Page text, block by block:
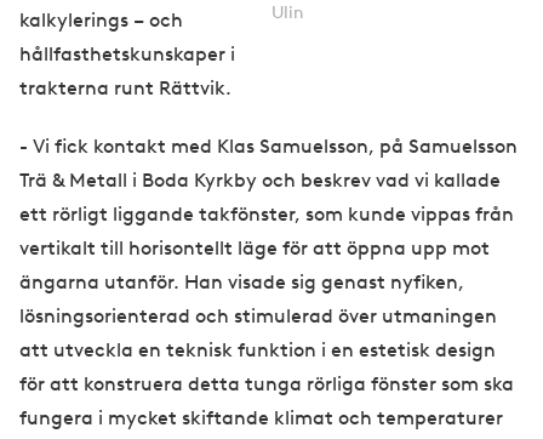
Ulin
kalkylerings – och
hållfasthetskunskaper i
trakterna runt Rättvik.
- Vi fick kontakt med Klas Samuelsson, på Samuelsson
Trä & Metall i Boda Kyrkby och beskrev vad vi kallade
ett rörligt liggande takfönster, som kunde vippas från
vertikalt till horisontellt läge för att öppna upp mot
ängarna utanför. Han visade sig genast nyfiken,
lösningsorienterad och stimulerad över utmaningen
att utveckla en teknisk funktion i en estetisk design
för att konstruera detta tunga rörliga fönster som ska
fungera i mycket skiftande klimat och temperaturer